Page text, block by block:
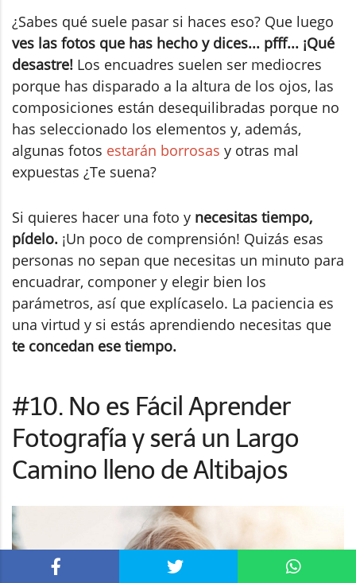
¿Sabes qué suele pasar si haces eso? Que luego
ves las fotos que has hecho y dices... pfff... ¡Qué
desastre! Los encuadres suelen ser mediocres
porque has disparado a la altura de los ojos, las
composiciones están desequilibradas porque no
has seleccionado los elementos y, además,
algunas fotos estarán borrosas y otras mal
expuestas ¿Te suena?
Si quieres hacer una foto y necesitas tiempo,
pídelo. ¡Un poco de comprensión! Quizás esas
personas no sepan que necesitas un minuto para
encuadrar, componer y elegir bien los
parámetros, así que explícaselo. La paciencia es
una virtud y si estás aprendiendo necesitas que
te concedan ese tiempo.
#10. No es Fácil Aprender
Fotografía y será un Largo
Camino lleno de Altibajos